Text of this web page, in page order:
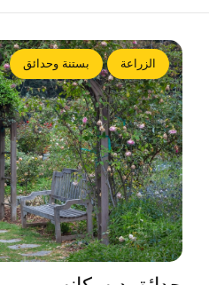
الزراعة بستنة وحدائق